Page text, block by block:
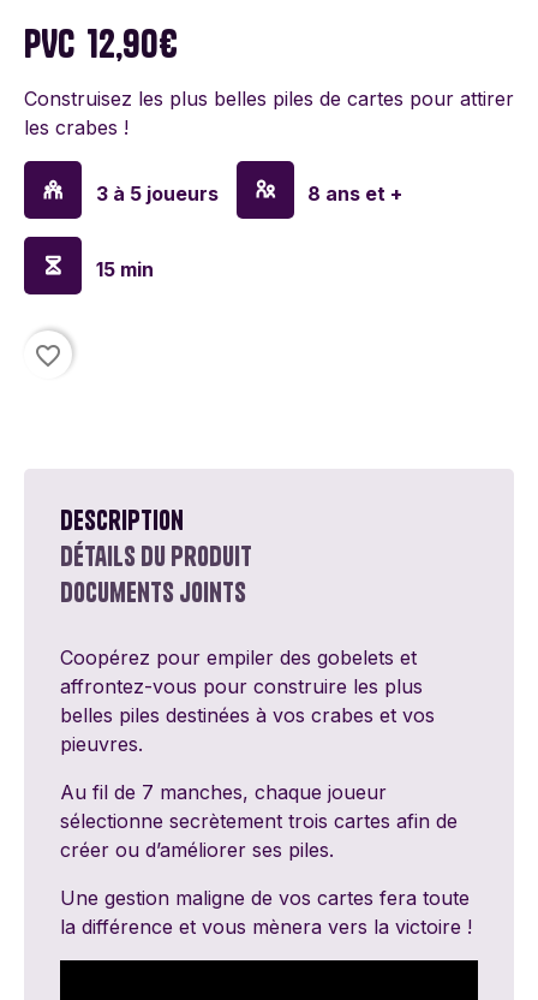
PVC 12,90€
Construisez les plus belles piles de cartes pour attirer
les crabes !
3 à 5 joueurs 8 ans et +
15 min
favorite_border
Description
Détails du produit
Documents joints
Coopérez pour empiler des gobelets et
affrontez-vous pour construire les plus
belles piles destinées à vos crabes et vos
pieuvres.
Au fil de 7 manches, chaque joueur
sélectionne secrètement trois cartes afin de
créer ou d’améliorer ses piles.
Une gestion maligne de vos cartes fera toute
la différence et vous mènera vers la victoire !